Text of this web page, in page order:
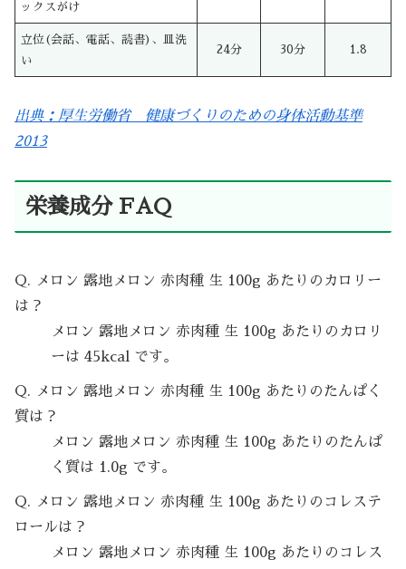
ックスがけ
立位(会話、電話、読書)、皿洗
い
24分 30分 1.8
出典：厚生労働省 健康づくりのための身体活動基準
2013
栄養成分 FAQ
Q. メロン 露地メロン 赤肉種 生 100g あたりのカロリー
は？
メロン 露地メロン 赤肉種 生 100g あたりのカロリ
ーは 45kcal です。
Q. メロン 露地メロン 赤肉種 生 100g あたりのたんぱく
質は？
メロン 露地メロン 赤肉種 生 100g あたりのたんぱ
く質は 1.0g です。
Q. メロン 露地メロン 赤肉種 生 100g あたりのコレステ
ロールは？
メロン 露地メロン 赤肉種 生 100g あたりのコレス